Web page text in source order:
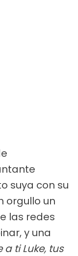
suya con su
orgullo un
las redes
y una
a ti Luke, tus